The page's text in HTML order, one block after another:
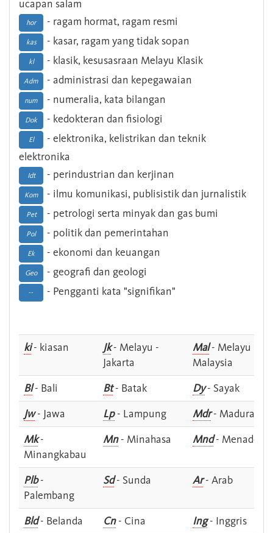
ucapan salam
hor - ragam hormat, ragam resmi
kas - kasar, ragam yang tidak sopan
kl - klasik, kesusasraan Melayu Klasik
Adm - administrasi dan kepegawaian
num - numeralia, kata bilangan
Dok - kedokteran dan fisiologi
El
- elektronika, kelistrikan dan teknik
elektronika
Idt - perindustrian dan kerjinan
Kom - ilmu komunikasi, publisistik dan jurnalistik
Pet - petrologi serta minyak dan gas bumi
Pol - politik dan pemerintahan
Ek - ekonomi dan keuangan
Geo - geografi dan geologi
-- - Pengganti kata "signifikan"
ki- kiasan Jk- Melayu -
Jakarta
Mal- Melayu -
Malaysia
Bl- Bali Bt- Batak Dy- Sayak
Jw- Jawa Lp- Lampung Mdr- Madura
Mk-
Minangkabau
Mn- Minahasa Mnd- Menado
Plb-
Palembang
Sd- Sunda Ar- Arab
Bld- Belanda Cn- Cina Ing- Inggris